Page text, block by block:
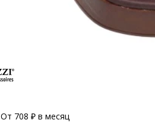
От 708 ₽ в месяц